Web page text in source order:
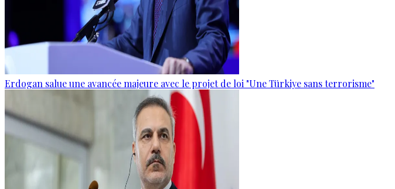
Erdogan salue une avancée majeure avec le projet de loi "Une Türkiye sans terrorisme"